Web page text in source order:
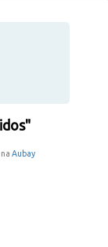
Aubay